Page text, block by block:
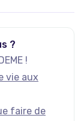
?
!
vie aux
faire de